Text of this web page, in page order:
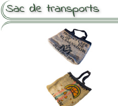
Sac de transports